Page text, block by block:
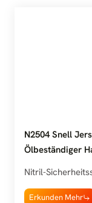
N2504 Snell
Ölbeständiger
Nitril-
Erkunden Mehr